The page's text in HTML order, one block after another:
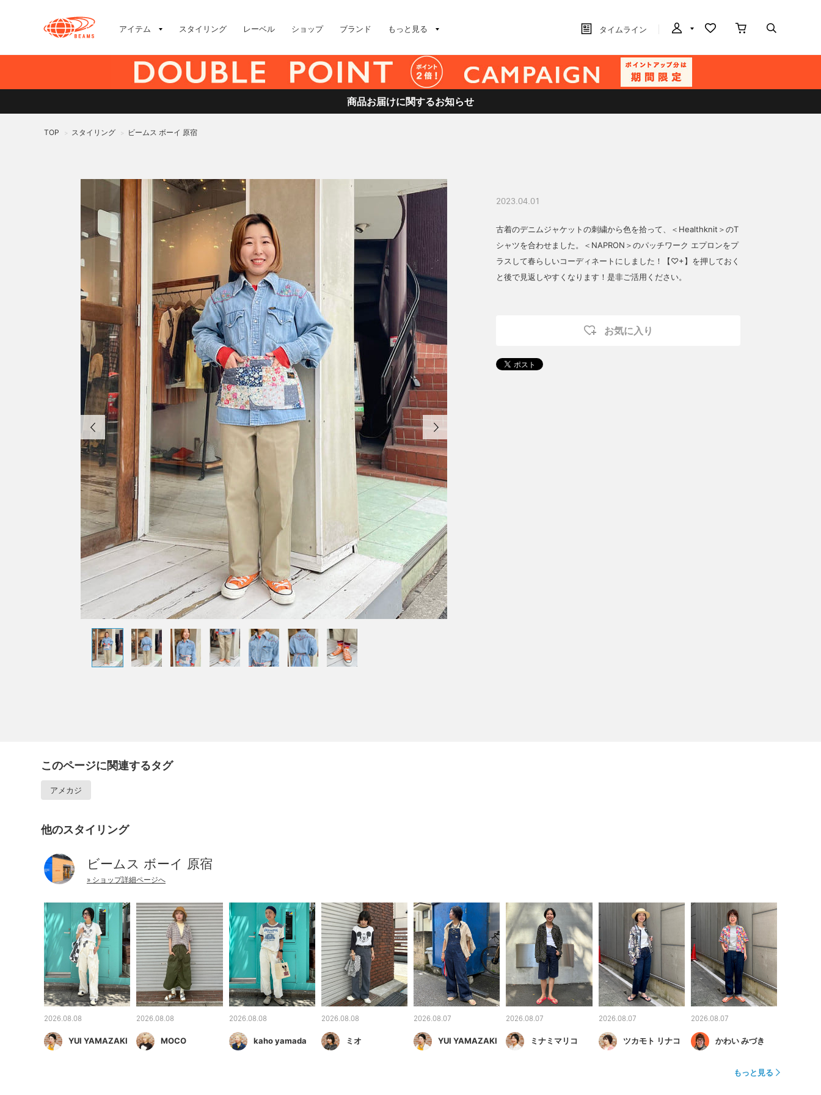
アイテム スタイリング レーベル ショップ ブランド もっと見る タイムライン
商品お届けに関するお知らせ
TOP > スタイリング > ビームス ボーイ 原宿
2023.04.01
古着のデニムジャケットの刺繍から色を拾って、＜Healthknit＞のT
シャツを合わせました。＜NAPRON＞のパッチワーク エプロンをプ
ラスして春らしいコーディネートにしました！【♡+】を押しておく
と後で見返しやすくなります！是非ご活用ください。
お気に入り
このページに関連するタグ
アメカジ
他のスタイリング
ビームス ボーイ 原宿
» ショップ詳細ページへ
2026.08.08
YUI YAMAZAKI
2026.08.08
MOCO
2026.08.08
kaho yamada
2026.08.08
ミオ
2026.08.07
YUI YAMAZAKI
2026.08.07
ミナミマリコ
2026.08.07
ツカモト リナコ
2026.08.07
かわい みづき
もっと見る